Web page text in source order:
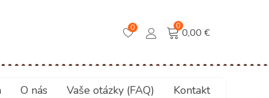
0 0
0,00 €
O nás Vaše otázky (FAQ) Kontakt